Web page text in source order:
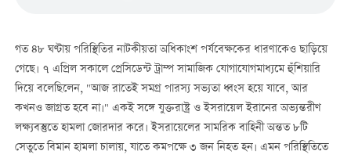
গত ৪৮ ঘণ্টায় পরিস্থিতির নাটকীয়তা অধিকাংশ পর্যবেক্ষকের ধারণাকেও ছাড়িয়ে
গেছে। ৭ এপ্রিল সকালে প্রেসিডেন্ট ট্রাম্প সামাজিক যোগাযোগমাধ্যমে হুঁশিয়ারি
দিয়ে বলেছিলেন, "আজ রাতেই সমগ্র পারস্য সভ্যতা ধ্বংস হয়ে যাবে, আর
কখনও জাগ্রত হবে না।" একই সঙ্গে যুক্তরাষ্ট্র ও ইসরায়েল ইরানের অভ্যন্তরীণ
লক্ষ্যবস্তুতে হামলা জোরদার করে। ইসরায়েলের সামরিক বাহিনী অন্তত ৮টি
সেতুতে বিমান হামলা চালায়, যাতে কমপক্ষে ৩ জন নিহত হন। এমন পরিস্থিতিতে